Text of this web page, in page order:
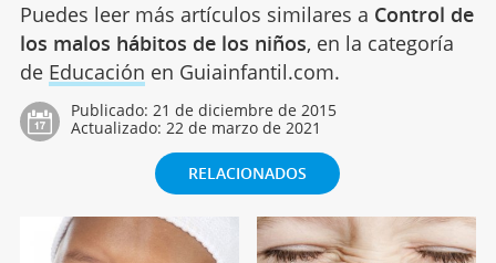
Puedes leer más artículos similares a Control de
los malos hábitos de los niños, en la categoría
de Educación en Guiainfantil.com.
Publicado: 21 de diciembre de 2015
Actualizado: 22 de marzo de 2021
RELACIONADOS